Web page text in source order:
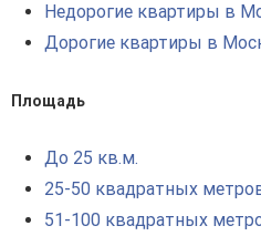
Недорогие квартиры в
Дорогие квартиры в
Площадь
До 25 кв.м.
25-50 квадратных
51-100 квадратных